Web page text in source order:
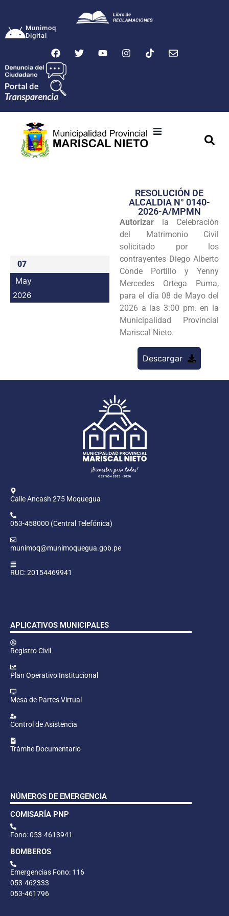
Munimoq
Digital
Transparencia
Seguridad
Intranet
07
May
2026
RESOLUCIÓN DE
ALCALDIA N° 0140-
2026-A/MPMN
Autorizar la Celebración
del Matrimonio Civil
solicitado por los
contrayentes Diego Alberto
Conde Portillo y Yenny
Mercedes Ortega Puma,
para el día 08 de Mayo del
2026 a las 3:00 pm. en la
Municipalidad Provincial
Mariscal Nieto.
Descargar
Calle Ancash 275 Moquegua
053-458000 (Central Telefónica)
munimoq@munimoquegua.gob.pe
RUC: 20154469941
APLICATIVOS MUNICIPALES
Registro Civil
Plan Operativo Institucional
Mesa de Partes Virtual
Control de Asistencia
Trámite Documentario
NÚMEROS DE EMERGENCIA
COMISARÍA PNP
Fono: 053-4613941
BOMBEROS
Emergencias Fono: 116
053-462333
053-461796